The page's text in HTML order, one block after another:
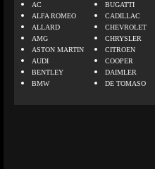
AC
ALFA ROMEO
ALLARD
AMG
ASTON MARTIN
AUDI
BENTLEY
BMW
BUGATTI
CADILLAC
CHEVROLET
CHRYSLER
CITROEN
COOPER
DAIMLER
DE TOMASO